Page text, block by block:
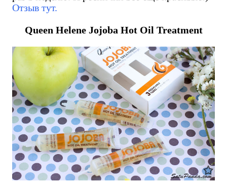
Отзыв тут.
Queen Helene Jojoba Hot Oil Treatment